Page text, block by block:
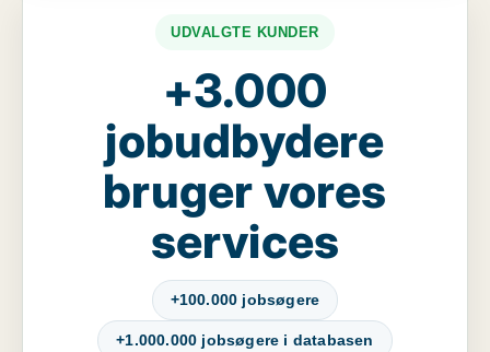
UDVALGTE KUNDER
+3.000
jobudbydere
bruger vores
services
+100.000 jobsøgere
+1.000.000 jobsøgere i databasen